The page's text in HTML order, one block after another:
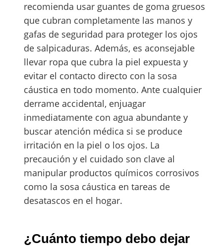
recomienda usar guantes de goma gruesos
que cubran completamente las manos y
gafas de seguridad para proteger los ojos
de salpicaduras. Además, es aconsejable
llevar ropa que cubra la piel expuesta y
evitar el contacto directo con la sosa
cáustica en todo momento. Ante cualquier
derrame accidental, enjuagar
inmediatamente con agua abundante y
buscar atención médica si se produce
irritación en la piel o los ojos. La
precaución y el cuidado son clave al
manipular productos químicos corrosivos
como la sosa cáustica en tareas de
desatascos en el hogar.
¿Cuánto tiempo debo dejar